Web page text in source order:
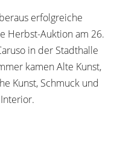
erfolgreiche
Herbst-Auktion am 26.
in der Stadthalle
kamen Alte Kunst,
Kunst, Schmuck und